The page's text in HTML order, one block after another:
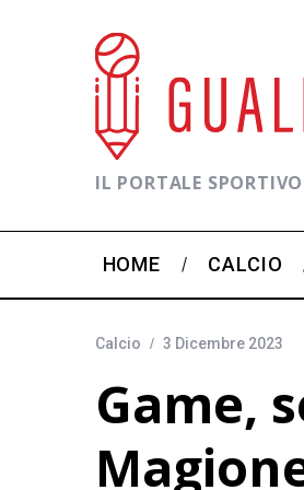
IL PORTALE
HOME CALCIO
Calcio 3 Dicembre 2023
Game,